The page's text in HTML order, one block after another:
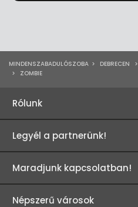
MINDENSZABADULÓSZOBA > DEBRECEN >
>
ZOMBIE
Rólunk
Legyél a partnerünk!
Maradjunk kapcsolatban!
Népszerű városok